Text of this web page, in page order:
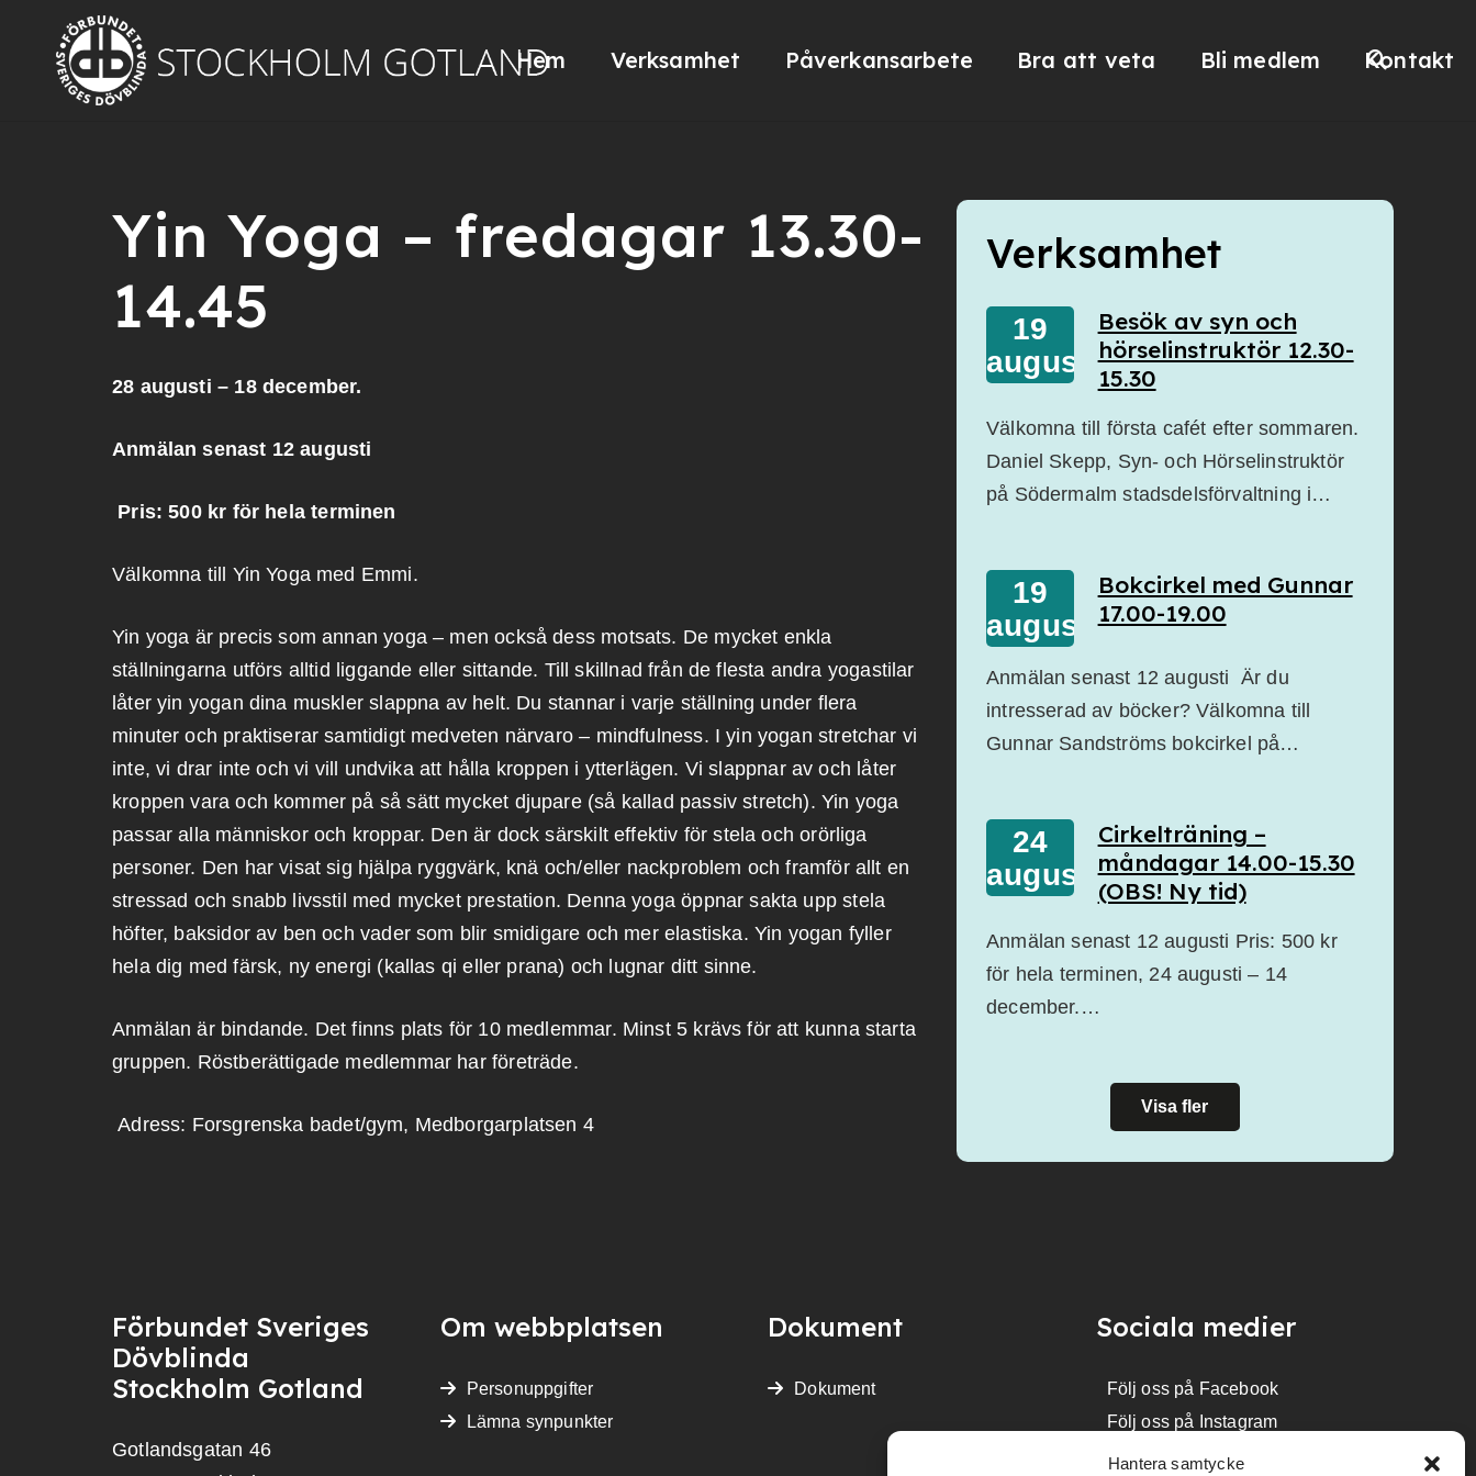
Hantera samtycke
Hem Verksamhet Påverkansarbete Bra att veta Bli medlem Kontakt
Yin Yoga – fredagar 13.30-
14.45
28 augusti – 18 december.
Anmälan senast 12 augusti
Pris: 500 kr för hela terminen
Välkomna till Yin Yoga med Emmi.
Yin yoga är precis som annan yoga – men också dess motsats. De mycket enkla
ställningarna utförs alltid liggande eller sittande. Till skillnad från de flesta andra yogastilar
låter yin yogan dina muskler slappna av helt. Du stannar i varje ställning under flera
minuter och praktiserar samtidigt medveten närvaro – mindfulness. I yin yogan stretchar vi
inte, vi drar inte och vi vill undvika att hålla kroppen i ytterlägen. Vi slappnar av och låter
kroppen vara och kommer på så sätt mycket djupare (så kallad passiv stretch). Yin yoga
passar alla människor och kroppar. Den är dock särskilt effektiv för stela och orörliga
personer. Den har visat sig hjälpa ryggvärk, knä och/eller nackproblem och framför allt en
stressad och snabb livsstil med mycket prestation. Denna yoga öppnar sakta upp stela
höfter, baksidor av ben och vader som blir smidigare och mer elastiska. Yin yogan fyller
hela dig med färsk, ny energi (kallas qi eller prana) och lugnar ditt sinne.
Anmälan är bindande. Det finns plats för 10 medlemmar. Minst 5 krävs för att kunna starta
gruppen. Röstberättigade medlemmar har företräde.
Adress: Forsgrenska badet/gym, Medborgarplatsen 4
Verksamhet
19
augusti
Besök av syn och
hörselinstruktör 12.30-
15.30
Välkomna till första cafét efter sommaren.
Daniel Skepp, Syn- och Hörselinstruktör
på Södermalm stadsdelsförvaltning i…
19
augusti
Bokcirkel med Gunnar
17.00-19.00
Anmälan senast 12 augusti Är du
intresserad av böcker? Välkomna till
Gunnar Sandströms bokcirkel på…
24
augusti
Cirkelträning –
måndagar 14.00-15.30
(OBS! Ny tid)
Anmälan senast 12 augusti Pris: 500 kr
för hela terminen, 24 augusti – 14
december.…
Visa fler
Förbundet Sveriges
Dövblinda
Stockholm Gotland
Gotlandsgatan 46
Om webbplatsen
Personuppgifter
Lämna synpunkter
Dokument
Dokument
Sociala medier
Följ oss på Facebook
Följ oss på Instagram